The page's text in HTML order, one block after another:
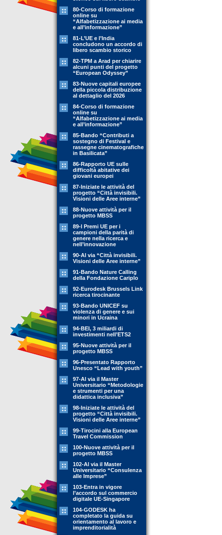
80-Corso di formazione
online su
“Alfabetizzazione ai media
e all’informazione”
81-L’UE e l’India
concludono un accordo di
libero scambio storico
82-TPM a Arad per chiarire
alcuni punti del progetto
“European Odyssey”
83-Nuove capitali europee
della piccola distribuzione
al dettaglio del 2026
84-Corso di formazione
online su
“Alfabetizzazione ai media
e all’informazione”
85-Bando “Contributi a
sostegno di Festival e
rassegne cinematografiche
in Basilicata”
86-Rapporto UE sulle
difficoltà abitative dei
giovani europei
87-Iniziate le attività del
progetto “Città invisibili.
Visioni delle Aree interne”
88-Nuove attività per il
progetto MBSS
89-l Premi UE per i
campioni della parità di
genere nella ricerca e
nell’innovazione
90-Al via “Città invisibili.
Visioni delle Aree interne”
91-Bando Nature Calling
della Fondazione Cariplo
92-Eurodesk Brussels Link
ricerca tirocinante
93-Bando UNICEF su
violenza di genere e sui
minori in Ucraina
94-BEI, 3 miliardi di
investimenti nell’ETS2
95-Nuove attività per il
progetto MBSS
96-Presentato Rapporto
Unesco “Lead with youth”
97-Al via il Master
Universitario “Metodologie
e strumenti per una
didattica inclusiva”
98-Iniziate le attività del
progetto “Città invisibili.
Visioni delle Aree interne”
99-Tirocini alla European
Travel Commission
100-Nuove attività per il
progetto MBSS
102-Al via il Master
Universitario “Consulenza
alle Imprese”
103-Entra in vigore
l’accordo sul commercio
digitale UE-Singapore
104-GODESK ha
completato la guida su
orientamento al lavoro e
imprenditorialità